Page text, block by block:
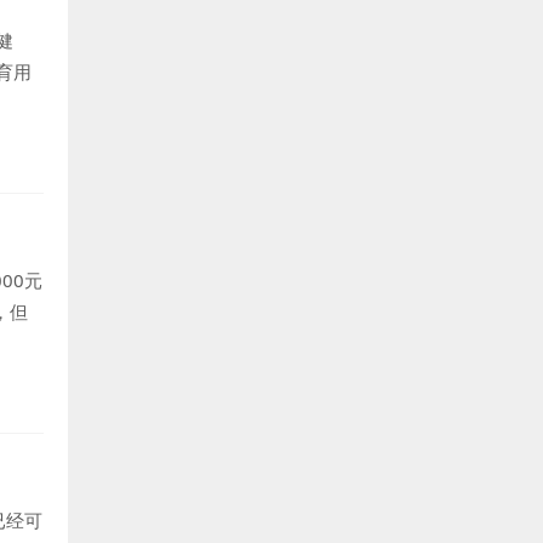
用
元
但
经可